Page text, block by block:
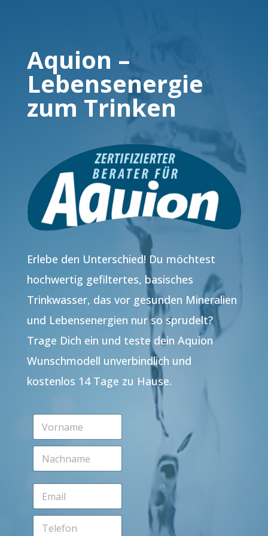
Aquion –
Lebensenergie
zum Trinken
Erlebe den Unterschied! Du möchtest
hochwertig gefiltertes, basisches
Trinkwasser, das vor gesunden Mineralien
und Lebensenergien nur so sprudelt?
Trage Dich ein und teste dein Aquion
Wunschmodell unverbindlich und
kostenlos 14 Tage zu Hause.
V
r
m
e
N
c
h
a
m
E
a
T